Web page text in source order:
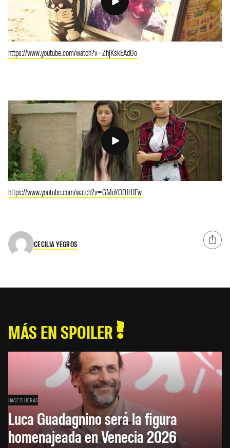
https://www.youtube.com/watch?v=ZhJKskEAd0o
https://www.youtube.com/watch?v=GMoYOD1H1Ew
CECILIA YEGROS
MÁS EN SPOILER
HACE 11 HORAS
Luca Guadagnino será la figura
homenajeada en Venecia 2026